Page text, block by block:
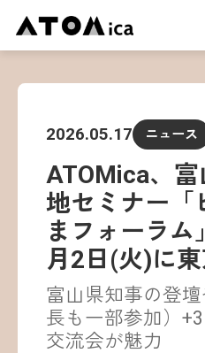
会社
サー
運営施
ニュ
イベ
採用
2026.05.17 ニュース
ATOMica、
地セミナー「
まフォーラ
月2日(火)に東
富山県知事の登
長も一部参加）
交流会が魅力